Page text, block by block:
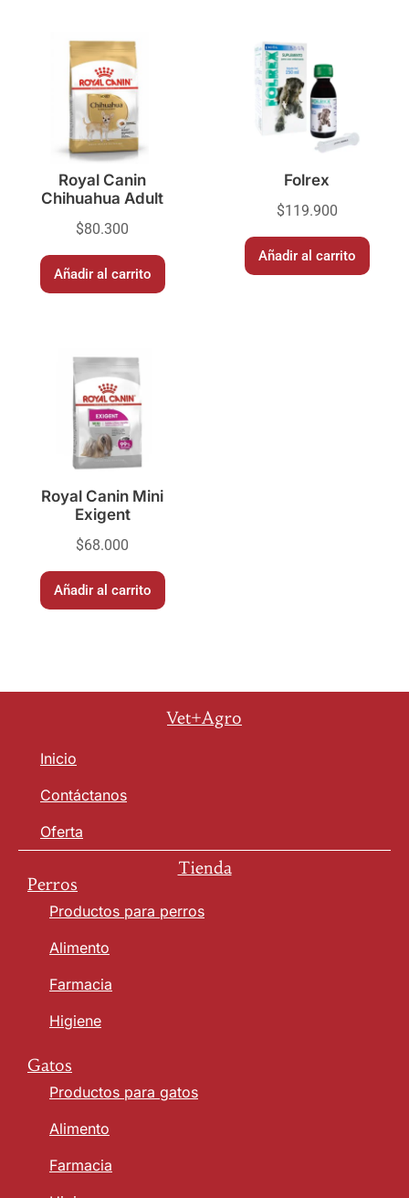
Royal Canin
Chihuahua Adult
$80.300
Añadir al carrito
Folrex
$119.900
Añadir al carrito
Royal Canin Mini
Exigent
$68.000
Añadir al carrito
Vet+Agro
Inicio
Contáctanos
Oferta
Tienda
Perros
Productos para perros
Alimento
Farmacia
Higiene
Gatos
Productos para gatos
Alimento
Farmacia